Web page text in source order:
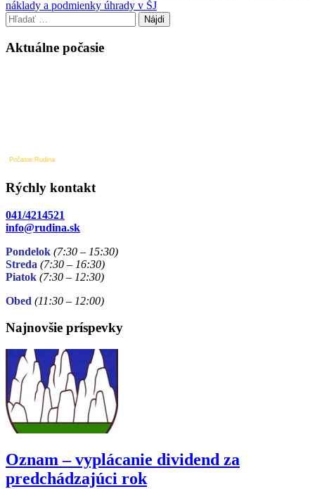
článku
náklady a podmienky úhrady v ŠJ
Hľadať:
Aktuálne počasie
Počasie Rudina
Rýchly kontakt
041/4214521
info@rudina.sk
Pondelok (7:30 – 15:30)
Streda (7:30 – 16:30)
Piatok (7:30 – 12:30)
Obed (11:30 – 12:00)
Najnovšie príspevky
Oznam – vyplácanie dividend za
predchádzajúci rok